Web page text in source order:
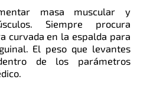
masa muscular y
Siempre procura
curvada en la espalda para
El peso que levantes
de los parámetros